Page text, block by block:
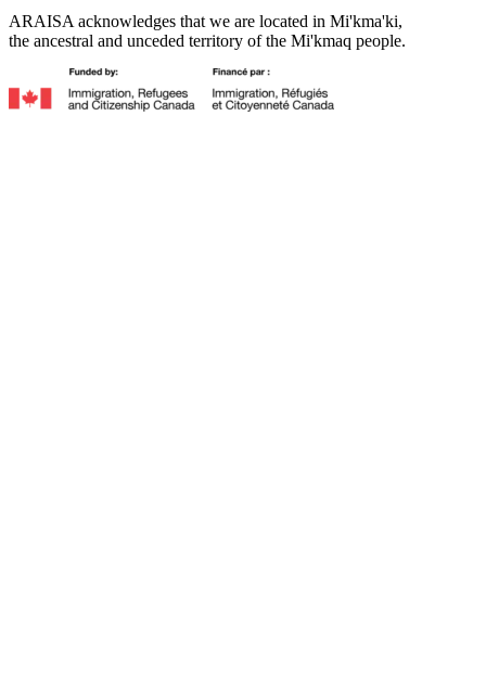
ARAISA acknowledges that we are located in Mi'kma'ki,
the ancestral and unceded territory of the Mi'kmaq people.